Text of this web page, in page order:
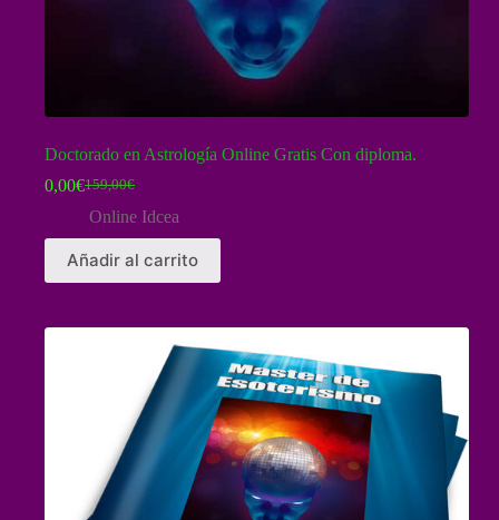
Doctorado en Astrología Online Gratis Con diploma.
159,00€
El
precio
era:
0,00€El
precio
es:
Online Idcea
Añadir al carrito